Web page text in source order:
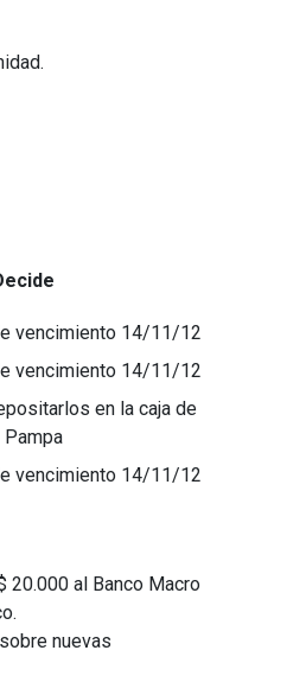
vencimiento 14/11/12
vencimiento 14/11/12
en la caja de
vencimiento 14/11/12
20.000 al Banco Macro
nuevas